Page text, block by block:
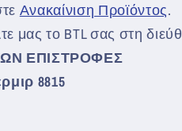
Ανακαίνιση Προϊόντος.
μας το BTL σας στη
ΕΠΙΣΤΡΟΦΕΣ
8815